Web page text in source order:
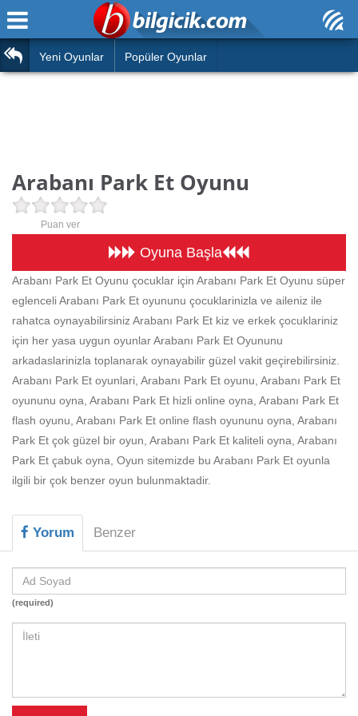
Araba
Futbol
Çocuk
Silah
Basketbol
Motor
Beceri
Komik
Macera
Mario
Savaş
Yemek
Ana Sayfa
Hızlı Okuma Testi
Hesaplamalar
Oyun
Eğitim Haberleri
Yeni Oyunlar Popüler Oyunlar
Arabanı Park Et Oyunu
Puan ver
Oyuna Başla
Arabanı Park Et Oyunu çocuklar için Arabanı Park Et Oyunu süper
eglenceli Arabanı Park Et oyununu çocuklarinizla ve aileniz ile
rahatca oynayabilirsiniz Arabanı Park Et kiz ve erkek çocuklariniz
için her yasa uygun oyunlar Arabanı Park Et Oyununu
arkadaslarinizla toplanarak oynayabilir güzel vakit geçirebilirsiniz.
Arabanı Park Et oyunlari, Arabanı Park Et oyunu, Arabanı Park Et
oyununu oyna, Arabanı Park Et hizli online oyna, Arabanı Park Et
flash oyunu, Arabanı Park Et online flash oyununu oyna, Arabanı
Park Et çok güzel bir oyun, Arabanı Park Et kaliteli oyna, Arabanı
Park Et çabuk oyna, Oyun sitemizde bu Arabanı Park Et oyunla
ilgili bir çok benzer oyun bulunmaktadir.
Yorum Benzer
(required)